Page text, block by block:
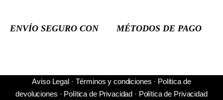
ENVÍO SEGURO CON MÉTODOS DE PAGO
Aviso Legal· Términos y condiciones · Política de
devoluciones · Política de Privacidad · Política de Privacidad